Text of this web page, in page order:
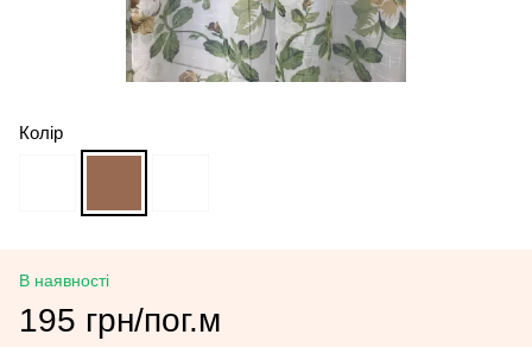
Колір
В наявності
195 грн/пог.м